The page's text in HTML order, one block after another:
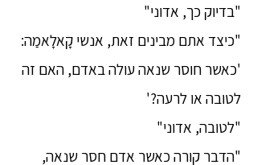
"בדיוק כך, אדוני"
"כיצד אתם מבינים זאת, אנשי קָאלָאמַה:
'כאשר חוסר שנאה עולה באדם, האם זה
לטובה או לרעה?'
"לטובה, אדוני"
"הדבר קורה כאשר אדם חסר שנאה,